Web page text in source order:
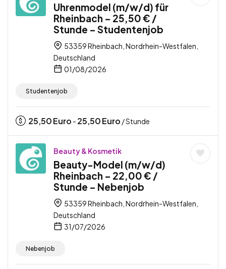
Uhrenmodel (m/w/d) für
Rheinbach – 25,50 € /
Stunde – Studentenjob
53359 Rheinbach, Nordrhein-Westfalen,
Deutschland
01/08/2026
Studentenjob
25,50Euro - 25,50Euro / Stunde
Beauty & Kosmetik
Beauty-Model (m/w/d)
Rheinbach – 22,00 € /
Stunde – Nebenjob
53359 Rheinbach, Nordrhein-Westfalen,
Deutschland
31/07/2026
Nebenjob